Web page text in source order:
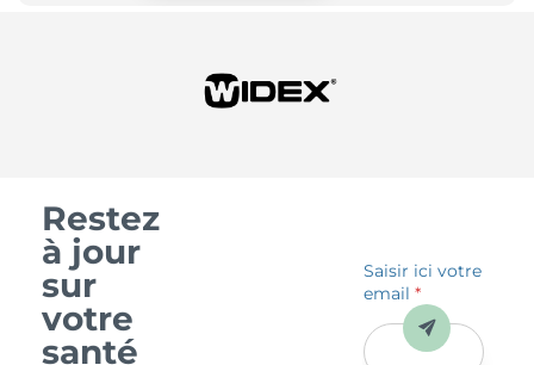
Restez
à jour
sur
votre
santé
Saisir ici votre
email*
Envoyer